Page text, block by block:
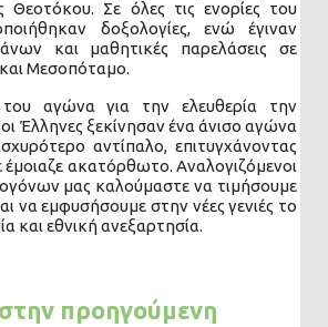
Θεοτόκου. Σε όλες τις ενορίες του
δοξολογίες, ενώ έγιναν
και μαθητικές παρελάσεις σε
Μεσοπόταμο.
αγώνα για την ελευθερία την
Έλληνες ξεκίνησαν ένα άνισο αγώνα
αντίπαλο, επιτυγχάνοντας
έμοιαζε ακατόρθωτο. Αναλογιζόμενοι
μας καλούμαστε να τιμήσουμε
να εμφυσήσουμε στην νέες γενιές το
και εθνική ανεξαρτησία.
προηγούμενη